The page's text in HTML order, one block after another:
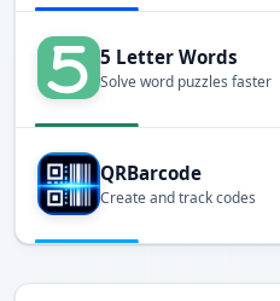
5 Letter Words
Solve word puzzles faster
QRBarcode
Create and track codes